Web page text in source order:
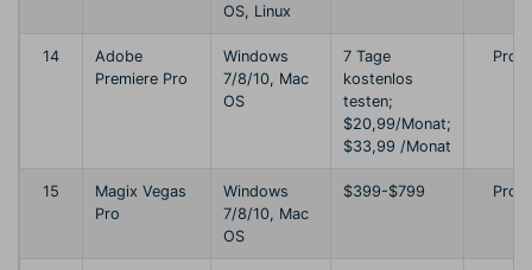
OS, Linux
14
Adobe
Premiere Pro
Windows
7/8/10, Mac
OS
7 Tage
kostenlos
testen;
$20,99/Monat;
$33,99 /Monat
15
Magix Vegas
Pro
Windows
7/8/10, Mac
OS
$399-$799